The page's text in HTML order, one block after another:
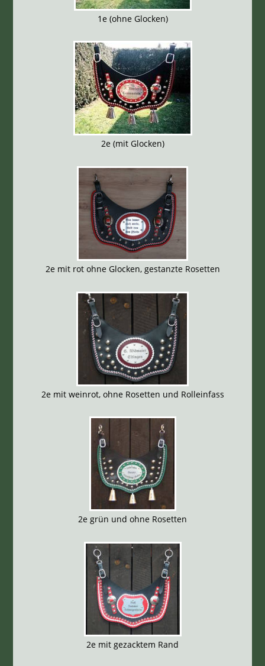
1e (ohne Glocken)
2e (mit Glocken)
2e mit rot ohne Glocken, gestanzte Rosetten
2e mit weinrot, ohne Rosetten und Rolleinfass
2e grün und ohne Rosetten
2e mit gezacktem Rand